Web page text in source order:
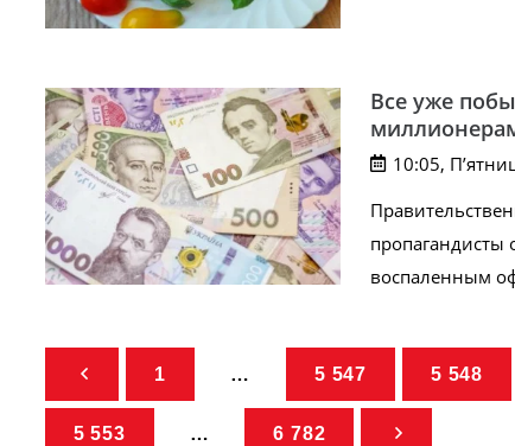
Все уже
10:05,
пропагандисты
воспаленным
1 … 5 547 5 548
5 553 … 6 782